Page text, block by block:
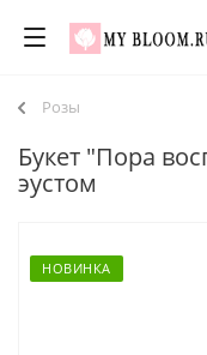
Розы
Букет "Пора
эустом
НОВИНКА